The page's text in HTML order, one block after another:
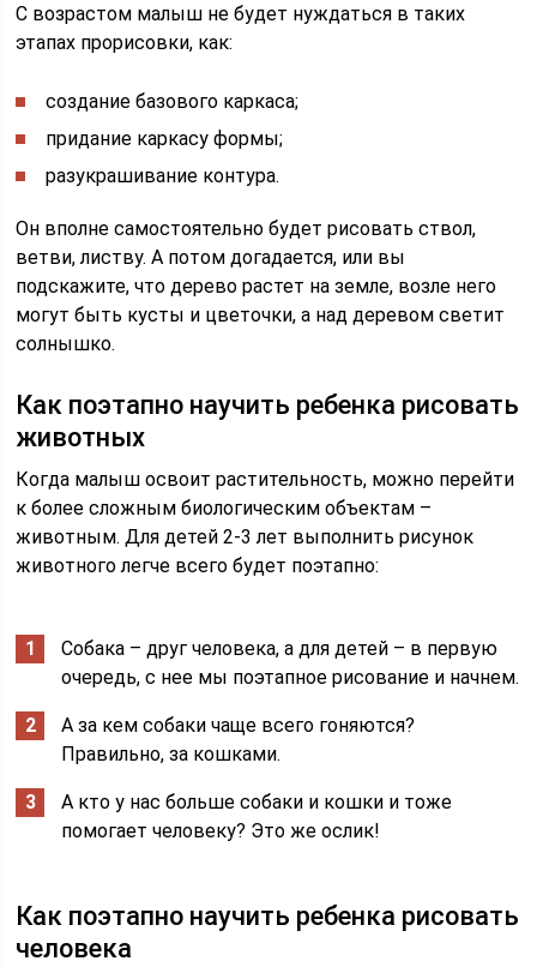
С возрастом малыш не будет нуждаться в таких
этапах прорисовки, как:
создание базового каркаса;
придание каркасу формы;
разукрашивание контура.
Он вполне самостоятельно будет рисовать ствол,
ветви, листву. А потом догадается, или вы
подскажите, что дерево растет на земле, возле него
могут быть кусты и цветочки, а над деревом светит
солнышко.
Как поэтапно научить ребенка рисовать
животных
Когда малыш освоит растительность, можно перейти
к более сложным биологическим объектам –
животным. Для детей 2-3 лет выполнить рисунок
животного легче всего будет поэтапно:
Собака – друг человека, а для детей – в первую
очередь, с нее мы поэтапное рисование и начнем.
А за кем собаки чаще всего гоняются?
Правильно, за кошками.
А кто у нас больше собаки и кошки и тоже
помогает человеку? Это же ослик!
Как поэтапно научить ребенка рисовать
человека